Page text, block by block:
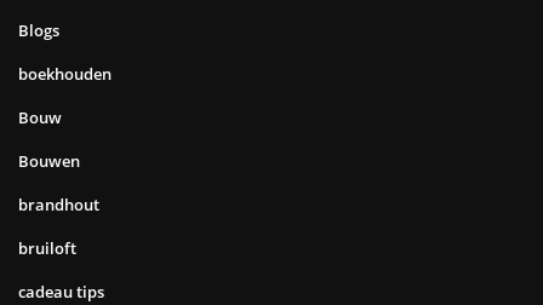
Blogs
boekhouden
Bouw
Bouwen
brandhout
bruiloft
cadeau tips